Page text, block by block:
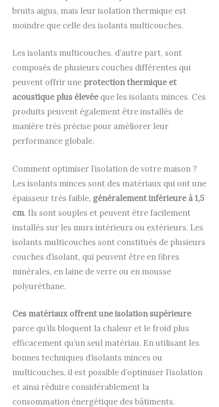
bruits aigus, mais leur isolation thermique est
moindre que celle des isolants multicouches.
Les isolants multicouches, d’autre part, sont
composés de plusieurs couches différentes qui
peuvent offrir une protection thermique et
acoustique plus élevéeque les isolants minces. Ces
produits peuvent également être installés de
manière très précise pour améliorer leur
performance globale.
Comment optimiser l’isolation de votre maison ?
Les isolants minces sont des matériaux qui ont une
épaisseur très faible, généralement inférieure à 1,5
cm. Ils sont souples et peuvent être facilement
installés sur les murs intérieurs ou extérieurs. Les
isolants multicouches sont constitués de plusieurs
couches d’isolant, qui peuvent être en fibres
minérales, en laine de verre ou en mousse
polyuréthane.
Ces matériaux offrent une isolation supérieure
parce qu’ils bloquent la chaleur et le froid plus
efficacement qu’un seul matériau. En utilisant les
bonnes techniques d’isolants minces ou
multicouches, il est possible d’optimiser l’isolation
et ainsi réduire considérablement la
consommation énergétique des bâtiments.